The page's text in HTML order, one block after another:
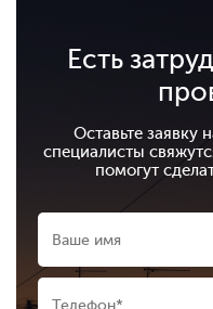
Есть
Оставьте заявку
специалисты
помогут